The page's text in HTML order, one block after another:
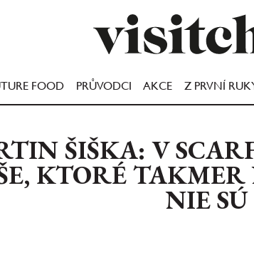
FOOD PRŮVODCI AKCE Z PRVNÍ
ŠIŠKA: V
KTORÉ
NIE SÚ